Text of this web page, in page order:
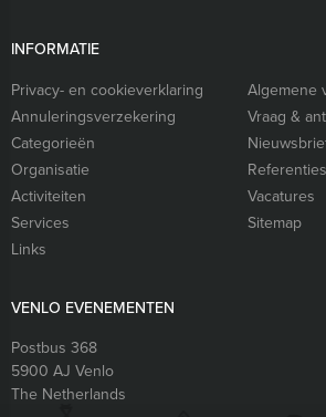
INFORMATIE
Privacy- en cookieverklaring
Algemene
Annuleringsverzekering
Vraag &
Categorieën
Organisatie
Referenties
Activiteiten
Vacatures
Services
Sitemap
Links
VENLO EVENEMENTEN
Postbus 368
5900 AJ Venlo
The Netherlands